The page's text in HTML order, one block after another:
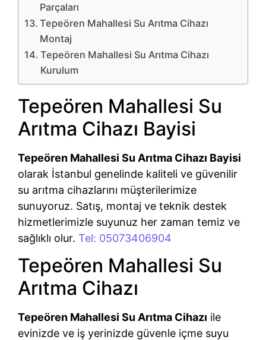
Parçaları
Tepeören Mahallesi Su Arıtma Cihazı
Montaj
Tepeören Mahallesi Su Arıtma Cihazı
Kurulum
Tepeören Mahallesi Su
Arıtma Cihazı Bayisi
Tepeören Mahallesi Su Arıtma Cihazı Bayisi
olarak İstanbul genelinde kaliteli ve güvenilir
su arıtma cihazlarını müşterilerimize
sunuyoruz. Satış, montaj ve teknik destek
hizmetlerimizle suyunuz her zaman temiz ve
sağlıklı olur. Tel: 05073406904
Tepeören Mahallesi Su
Arıtma Cihazı
Tepeören Mahallesi Su Arıtma Cihazı ile
evinizde ve iş yerinizde güvenle içme suyu